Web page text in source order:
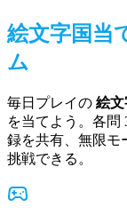
絵文字国当
ム
毎日プレイの 絵
を当てよう。各問
録を共有、無限モ
挑戦できる。